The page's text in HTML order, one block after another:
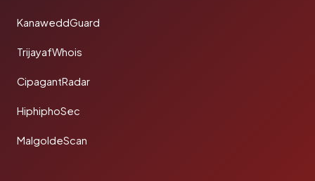
KanaweddGuard
TrijayafWhois
CipagantRadar
HiphiphoSec
MalgoldeScan